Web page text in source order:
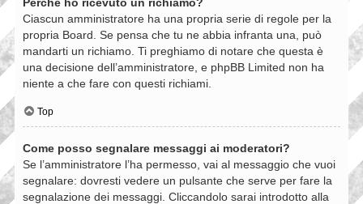
Perché ho ricevuto un richiamo?
Ciascun amministratore ha una propria serie di regole per la
propria Board. Se pensa che tu ne abbia infranta una, può
mandarti un richiamo. Ti preghiamo di notare che questa è
una decisione dell’amministratore, e phpBB Limited non ha
niente a che fare con questi richiami.
Top
Come posso segnalare messaggi ai moderatori?
Se l’amministratore l’ha permesso, vai al messaggio che vuoi
segnalare: dovresti vedere un pulsante che serve per fare la
segnalazione dei messaggi. Cliccandolo sarai introdotto alla